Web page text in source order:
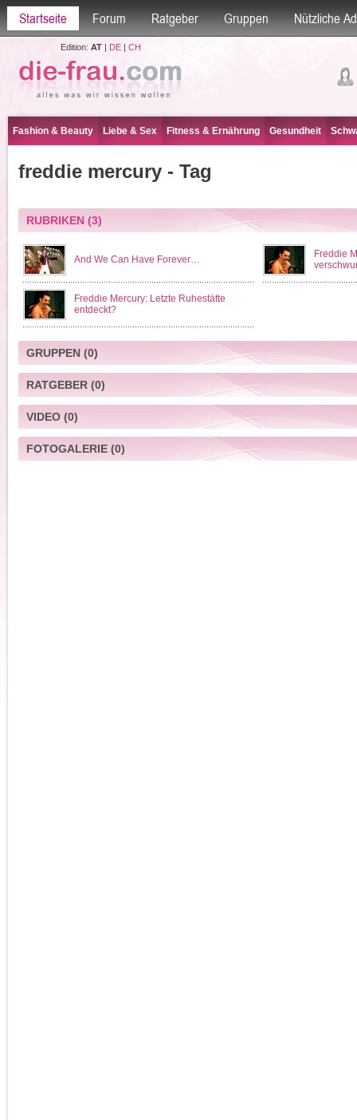
Startseite Forum Ratgeber Gruppen Nützliche
Edition: AT| DE| CH
Fashion & Beauty Liebe & Sex Fitness & Ernährung Gesundheit
freddie mercury - Tag
RUBRIKEN(3)
And We Can Have Forever…
Freddie
Freddie Mercury: Letzte Ruhestätte
entdeckt?
GRUPPEN(0)
RATGEBER(0)
VIDEO(0)
FOTOGALERIE(0)